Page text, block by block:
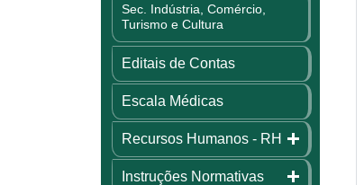
Sec. Indústria, Comércio,
Turismo e Cultura
Editais de Contas
Escala Médicas
Recursos Humanos - RH
Instruções Normativas